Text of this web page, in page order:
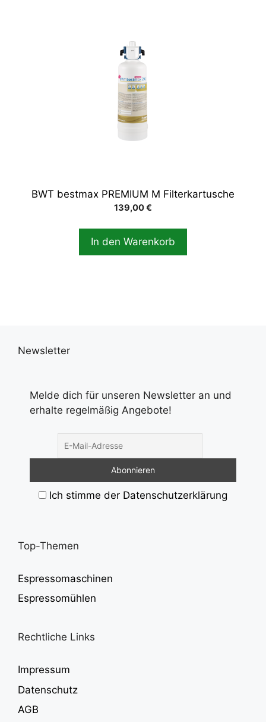
BWT bestmax PREMIUM M Filterkartusche
139,00€
In den Warenkorb
Newsletter
Melde dich für unseren Newsletter an und
erhalte regelmäßig Angebote!
Ich stimme der Datenschutzerklärung
Top-Themen
Espressomaschinen
Espressomühlen
Rechtliche Links
Impressum
Datenschutz
AGB